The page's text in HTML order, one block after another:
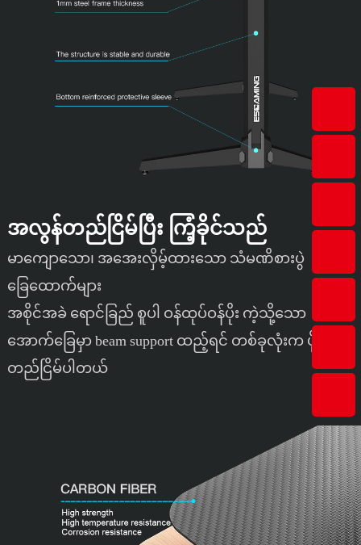
အလွန်တည်ငြိမ်ပြီး ကြံ့ခိုင်သည်
မာကျောသော၊ အအေးလှိမ့်ထားသော သံမဏိစားပွဲ
ခြေထောက်များ
အစိုင်အခဲ ရောင်ခြည် စူပါ ဝန်ထုပ်ဝန်ပိုး ကဲ့သို့သော
အောက်ခြေမှာ beam support ထည့်ရင် တစ်ခုလုံးက ပို
တည်ငြိမ်ပါတယ်